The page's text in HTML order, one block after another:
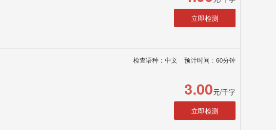
立即检测
检查语种：中文 预计时间：60分钟
3.00元/千字
立即检测